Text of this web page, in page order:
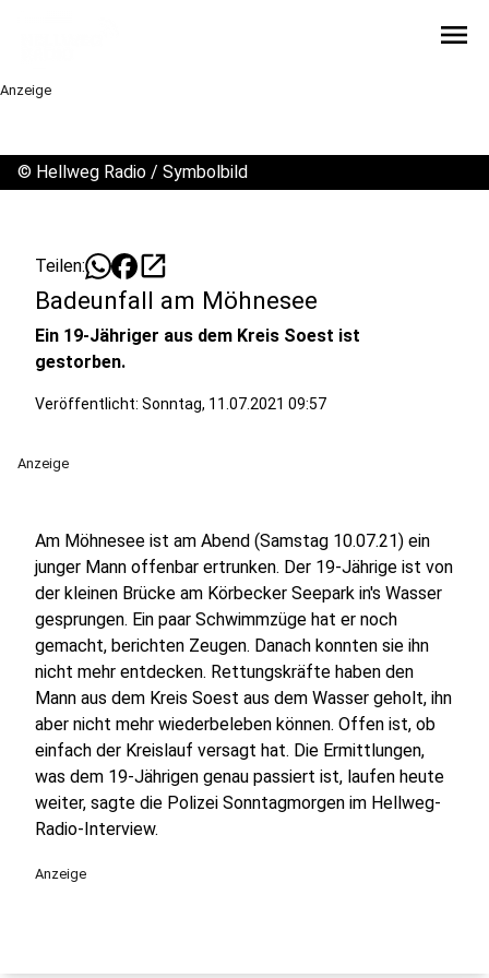
menu
Anzeige
© Hellweg Radio / Symbolbild
Teilen: open_in_new
Badeunfall am Möhnesee
Ein 19-Jähriger aus dem Kreis Soest ist
gestorben.
Veröffentlicht: Sonntag, 11.07.2021 09:57
Anzeige
Am Möhnesee ist am Abend (Samstag 10.07.21) ein
junger Mann offenbar ertrunken. Der 19-Jährige ist von
der kleinen Brücke am Körbecker Seepark in's Wasser
gesprungen. Ein paar Schwimmzüge hat er noch
gemacht, berichten Zeugen. Danach konnten sie ihn
nicht mehr entdecken. Rettungskräfte haben den
Mann aus dem Kreis Soest aus dem Wasser geholt, ihn
aber nicht mehr wiederbeleben können. Offen ist, ob
einfach der Kreislauf versagt hat. Die Ermittlungen,
was dem 19-Jährigen genau passiert ist, laufen heute
weiter, sagte die Polizei Sonntagmorgen im Hellweg-
Radio-Interview.
Anzeige